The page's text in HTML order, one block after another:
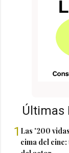
Últimas
1 Las '200
cima del